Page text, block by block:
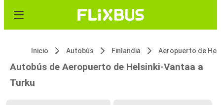
Inicio Autobús Finlandia
Autobús de Aeropuerto de Helsinki-Vantaa a
Turku